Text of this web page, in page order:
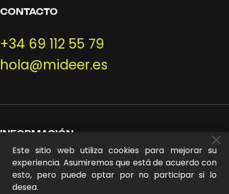
CONTACTO
+34 69 112 55 79
hola@mideer.es
INFORMACIÓN
Mi cuenta
Sobre nosotros
Contacto
Este sitio web utiliza cookies para mejorar su
experiencia. Asumiremos que está de acuerdo con
esto, pero puede optar por no participar si lo
desea.